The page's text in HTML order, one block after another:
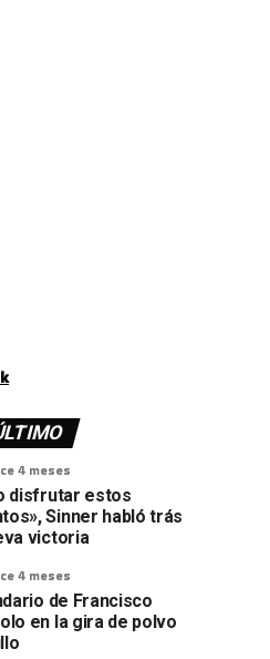
4 meses
disfrutar estos
Sinner habló trás
victoria
4 meses
de Francisco
en la gira de polvo